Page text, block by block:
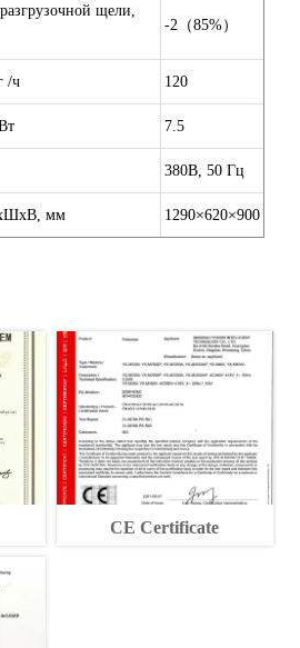
щели,
-2（85%）
/ч 120
7.5
380В, 50 Гц
мм 1290×620×900
CE Certificate